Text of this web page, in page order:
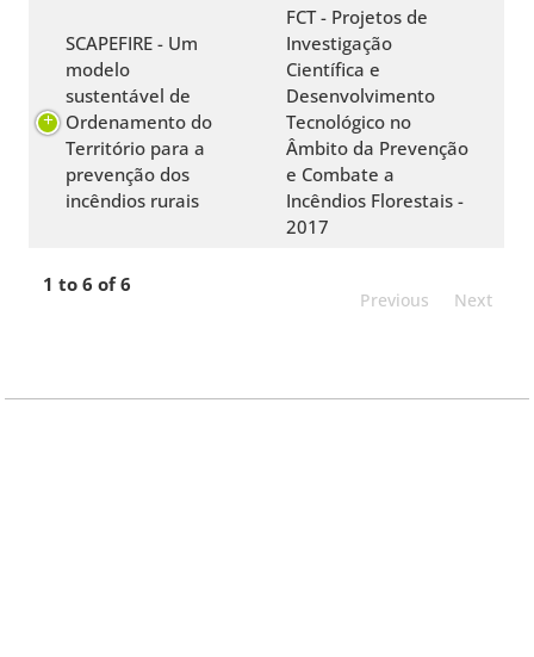
SCAPEFIRE - Um
modelo
sustentável de
Ordenamento do
Território para a
prevenção dos
incêndios rurais
FCT - Projetos de
Investigação
Científica e
Desenvolvimento
Tecnológico no
Âmbito da Prevenção
e Combate a
Incêndios Florestais -
2017
1 to 6 of 6
Previous Next